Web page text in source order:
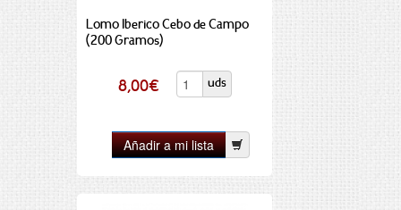
Lomo Iberico Cebo de Campo
(200 Gramos)
8,00€ uds